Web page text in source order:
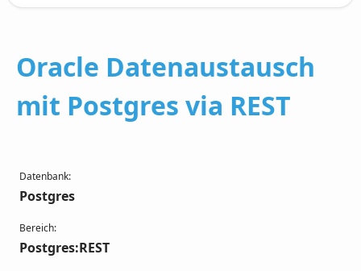
Oracle Datenaustausch
mit Postgres via REST
Datenbank:
Postgres
Bereich:
Postgres:REST